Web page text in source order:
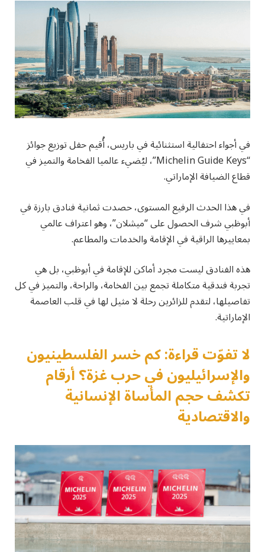
في أجواء احتفالية استثنائية في باريس، أُقيم حفل توزيع جوائز
“Michelin Guide Keys”، ليُضيء عالميا الفخامة والتميز في
قطاع الضيافة الإماراتي.
في هذا الحدث الرفيع المستوى، حصدت ثمانية فنادق بارزة في
أبوظبي شرف الحصول على “ميشلان”، وهو اعتراف عالمي
بمعاييرها الراقية في الإقامة والخدمات والمطاعم.
هذه الفنادق ليست مجرد أماكن للإقامة في أبوظبي، بل هي
تجربة فندقية متكاملة تجمع بين الفخامة، والراحة، والتميز في كل
تفاصيلها، لتقدم للزائرين رحلة لا مثيل لها في قلب العاصمة
الإماراتية.
لا تفوّت قراءة: كم خسر الفلسطينيون
والإسرائيليون في حرب غزة؟ أرقام
تكشف حجم المأساة الإنسانية
والاقتصادية